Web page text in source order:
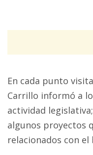
En cada punto
Carrillo informó a
actividad
algunos proyectos
relacionados con el